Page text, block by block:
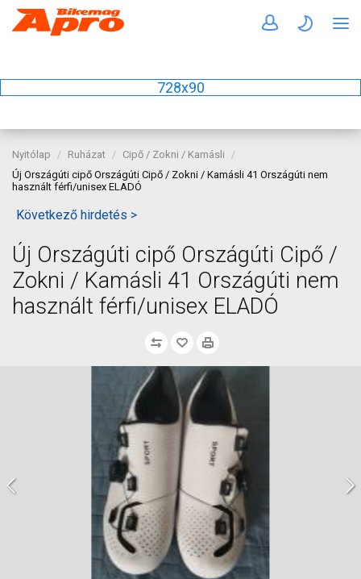
728x90
Nyitólap Ruházat
Cipő / Zokni / Kamásli
Új Országúti cipő Országúti Cipő / Zokni / Kamásli 41 Országúti nem
használt férfi/unisex ELADÓ
Következő hirdetés >
Új Országúti cipő Országúti Cipő /
Zokni / Kamásli 41 Országúti nem
használt férfi/unisex ELADÓ